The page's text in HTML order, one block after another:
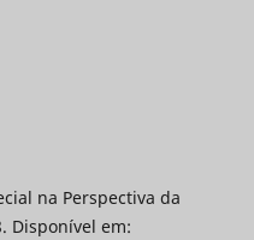
na Perspectiva da
Disponível em: